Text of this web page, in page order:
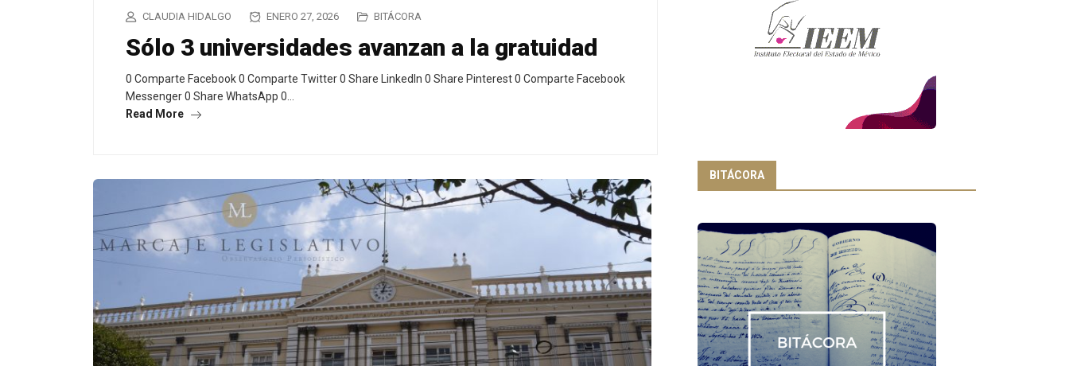
CLAUDIA HIDALGO ENERO 27, 2026 BITÁCORA
Sólo 3 universidades avanzan a la gratuidad
0 Comparte Facebook 0 Comparte Twitter 0 Share LinkedIn 0 Share Pinterest 0 Comparte Facebook
Messenger 0 Share WhatsApp 0…
Read More
BITÁCORA